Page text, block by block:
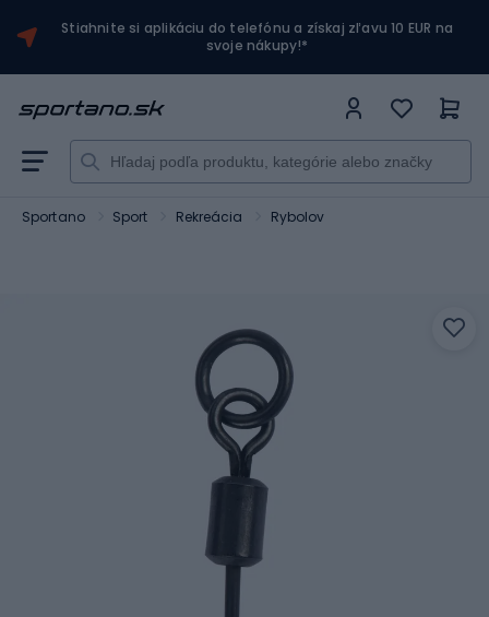
Stiahnite si aplikáciu do telefónu a získaj zľavu 10 EUR na
svoje nákupy!*
Sportano Sport Rekreácia Rybolov